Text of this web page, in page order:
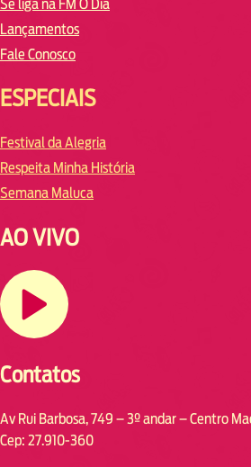
Se liga na FM O Dia
Lançamentos
Fale Conosco
ESPECIAIS
Festival da Alegria
Respeita Minha História
Semana Maluca
AO VIVO
Contatos
Av Rui Barbosa, 749 – 3º andar – Centro
Cep: 27.910-360